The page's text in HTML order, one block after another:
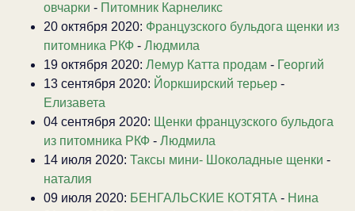
овчарки - Питомник Карнеликс
20 октября 2020: Французского бульдога щенки из
питомника РКФ - Людмила
19 октября 2020: Лемур Катта продам - Георгий
13 сентября 2020: Йоркширский терьер -
Елизавета
04 сентября 2020: Щенки французского бульдога
из питомника РКФ - Людмила
14 июля 2020: Таксы мини- Шоколадные щенки -
наталия
09 июля 2020: БЕНГАЛЬСКИЕ КОТЯТА - Нина